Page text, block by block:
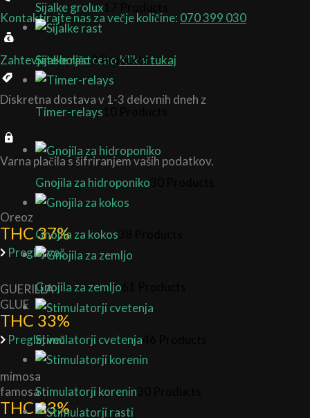
Sijalke grolux
Sijalke rast3 Products
Timer-relays
Gnojila za hidroponiko
Gnojila za kokos
Gnojila za zemljo
Stimulatorji cvetenja
Stimulatorji korenin
Kontaktirajte nas za večje količine: 070 399 030
Zahtevjate boljšo ceno Klikni tukaj
Diskretna dostava v 1-3 delovnih dneh z
Varna plačila s šifriranjem vaših podatkov.
Oreoz
THC 37%
Preglej več
GUERILLA
GLUE
THC 33%
Preglej več
mimosa
famosa
THC 33%